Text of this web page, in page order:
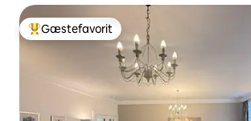
Bedste gæstefavorit
Gæstefavorit